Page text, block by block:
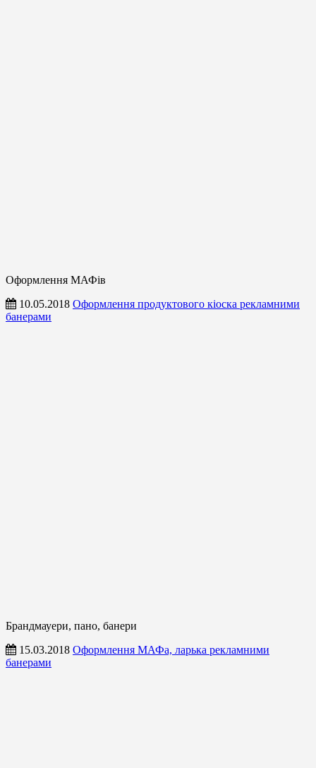
Оформлення МАФів
10.05.2018 Оформлення продуктового кіоска рекламними
банерами
Брандмауери, пано, банери
15.03.2018 Оформлення МАФа, ларька рекламними
банерами